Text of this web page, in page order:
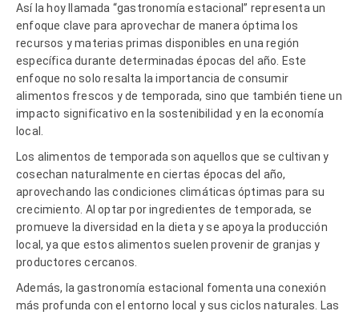
Así la hoy llamada “gastronomía estacional” representa un
enfoque clave para aprovechar de manera óptima los
recursos y materias primas disponibles en una región
específica durante determinadas épocas del año. Este
enfoque no solo resalta la importancia de consumir
alimentos frescos y de temporada, sino que también tiene un
impacto significativo en la sostenibilidad y en la economía
local.
Los alimentos de temporada son aquellos que se cultivan y
cosechan naturalmente en ciertas épocas del año,
aprovechando las condiciones climáticas óptimas para su
crecimiento. Al optar por ingredientes de temporada, se
promueve la diversidad en la dieta y se apoya la producción
local, ya que estos alimentos suelen provenir de granjas y
productores cercanos.
Además, la gastronomía estacional fomenta una conexión
más profunda con el entorno local y sus ciclos naturales. Las